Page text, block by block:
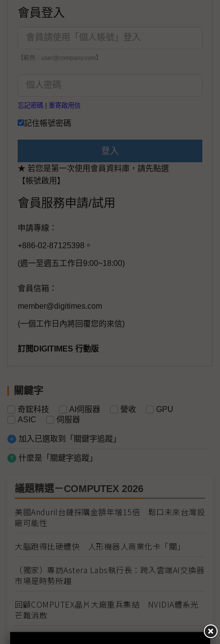
會員登入
【範例：user@company.com】
忘記密碼 重寄啟用信
記住帳號密碼
登入
★ 若您是第一次使用會員資料庫，請先點選
【帳號啟用】
會員服務申請/試用
申請專線：
+886-02-87125398。
(週一至週五工作日9:00~18:00)
會員信箱：
member@digitimes.com
(一個工作日內將回覆您的來信)
訂閱DIGITIMES 行動版
關鍵字
奇鋐科技 AI伺服器 營收
GPU
ASIC
伺服器
加入已選取到「關鍵字追蹤」
什麼是「關鍵字追蹤」
議題精選－COMPUTEX 2026
美國Anduril台鏈採購金額年增15倍 鬆口未來台灣設
廠可能性
大腦跑得比硬體快 人形機器人商業化卡「關」
（獨家）專訪Astera Labs執行長：跨入雲端AI交換器
市場是時勢所趨
回顧COMPUTEX晶片大廠重兵集結 NVIDIA體系光
芒難消散